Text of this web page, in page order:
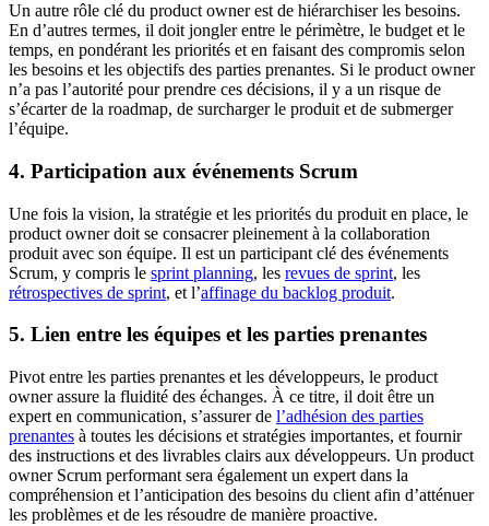
Un autre rôle clé du product owner est de hiérarchiser les besoins.
En d’autres termes, il doit jongler entre le périmètre, le budget et le
temps, en pondérant les priorités et en faisant des compromis selon
les besoins et les objectifs des parties prenantes. Si le product owner
n’a pas l’autorité pour prendre ces décisions, il y a un risque de
s’écarter de la roadmap, de surcharger le produit et de submerger
l’équipe.
4. Participation aux événements Scrum
Une fois la vision, la stratégie et les priorités du produit en place, le
product owner doit se consacrer pleinement à la collaboration
produit avec son équipe. Il est un participant clé des événements
Scrum, y compris le sprint planning, les revues de sprint, les
rétrospectives de sprint, et l’affinage du backlog produit.
5. Lien entre les équipes et les parties prenantes
Pivot entre les parties prenantes et les développeurs, le product
owner assure la fluidité des échanges. À ce titre, il doit être un
expert en communication, s’assurer de l’adhésion des parties
prenantes à toutes les décisions et stratégies importantes, et fournir
des instructions et des livrables clairs aux développeurs. Un product
owner Scrum performant sera également un expert dans la
compréhension et l’anticipation des besoins du client afin d’atténuer
les problèmes et de les résoudre de manière proactive.